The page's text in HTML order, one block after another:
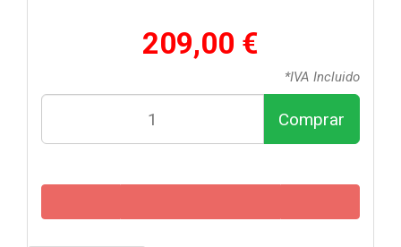
209,00 €
*IVA Incluido
Comprar